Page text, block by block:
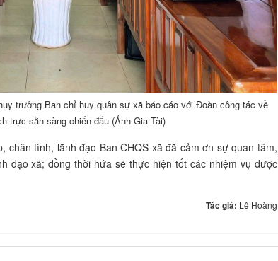
trưởng Ban chỉ huy quân sự xã báo cáo với Đoàn công tác về
trực sẵn sàng chiến đấu (Ảnh Gia Tài)
chân tình, lãnh đạo Ban CHQS xã đã cảm ơn sự quan tâm,
đạo xã; đồng thời hứa sẽ thực hiện tốt các nhiệm vụ được
Tác giả: Lê Hoàng